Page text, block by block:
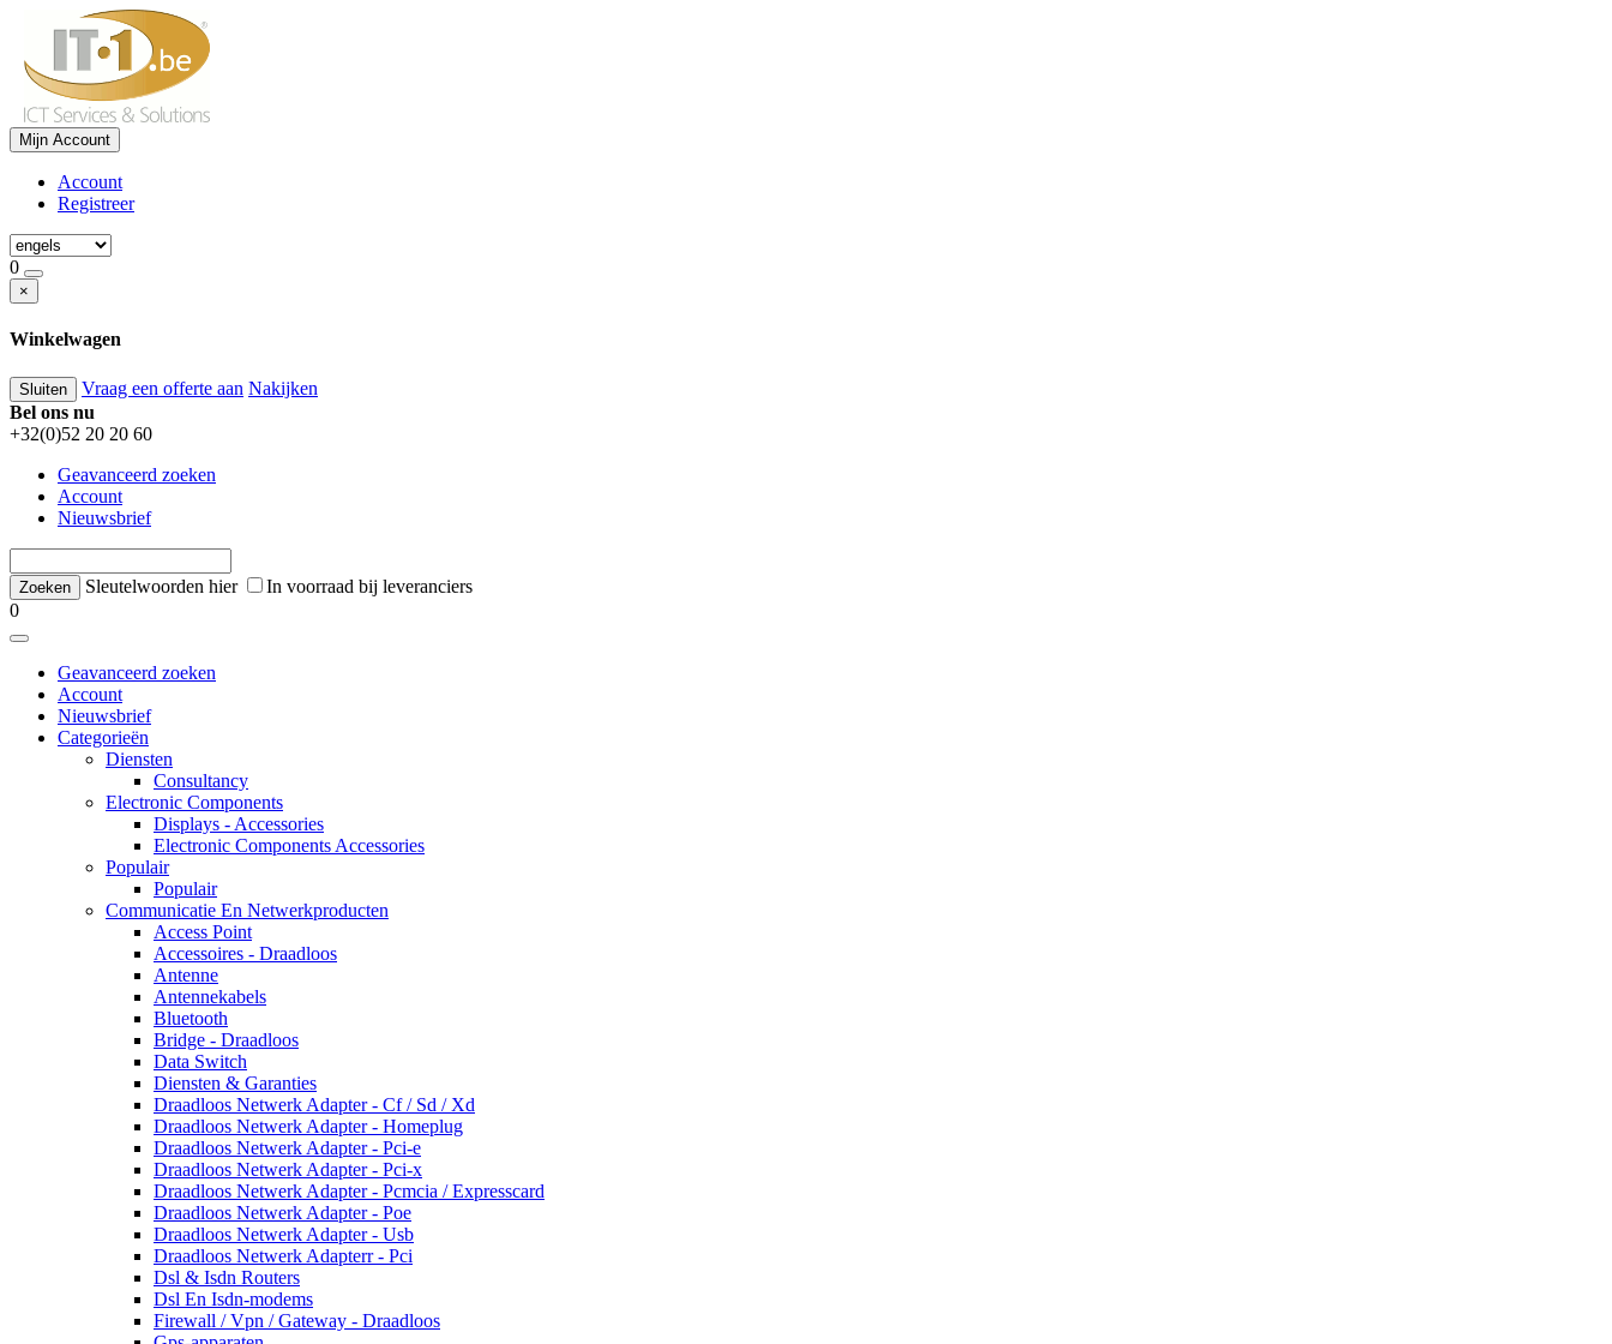
Mijn Account
Account
Registreer
0
×
Winkelwagen
Sluiten Vraag een offerte aan Nakijken
Bel ons nu
+32(0)52 20 20 60
Geavanceerd zoeken
Account
Nieuwsbrief
Sleutelwoorden hier
In voorraad bij leveranciers
0
Geavanceerd zoeken
Account
Nieuwsbrief
Categorieën
Diensten
Consultancy
Electronic Components
Displays - Accessories
Electronic Components Accessories
Populair
Populair
Communicatie En Netwerkproducten
Access Point
Accessoires - Draadloos
Antenne
Antennekabels
Bluetooth
Bridge - Draadloos
Data Switch
Diensten & Garanties
Draadloos Netwerk Adapter - Cf / Sd / Xd
Draadloos Netwerk Adapter - Homeplug
Draadloos Netwerk Adapter - Pci-e
Draadloos Netwerk Adapter - Pci-x
Draadloos Netwerk Adapter - Pcmcia / Expresscard
Draadloos Netwerk Adapter - Poe
Draadloos Netwerk Adapter - Usb
Draadloos Netwerk Adapterr - Pci
Dsl & Isdn Routers
Dsl En Isdn-modems
Firewall / Vpn / Gateway - Draadloos